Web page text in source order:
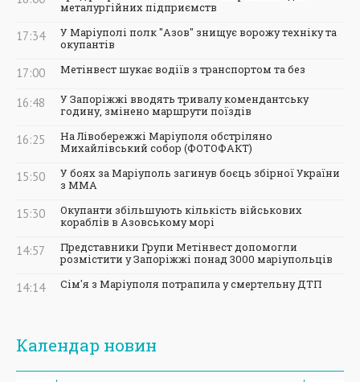
металургійних підприємств
17:34
У Маріуполі полк "Азов" знищує ворожу техніку та
окупантів
17:00 Метінвест шукає водіїв з транспортом та без
16:48
У Запоріжжі вводять тривалу комендантську
годину, змінено маршрути поїздів
16:25
На Лівобережжі Маріуполя обстріляно
Михайлівський собор (ФОТОФАКТ)
15:50
У боях за Маріуполь загинув боєць збірної України
з ММА
15:30
Окупанти збільшують кількість військових
кораблів в Азовському морі
14:57
Представники Групи Метінвест допомогли
розмістити у Запоріжжі понад 3000 маріупольців
14:14 Сім'я з Маріуполя потрапила у смертельну ДТП
Календар новин